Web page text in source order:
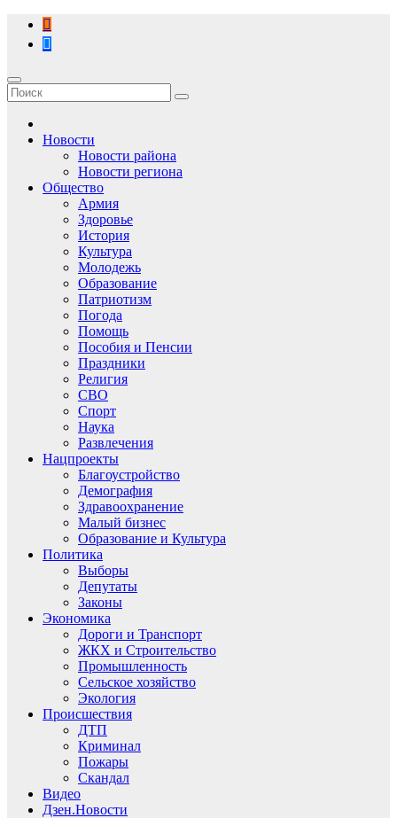
Перейти
содержимому
Новости
Новости района
Новости региона
Общество
Армия
Здоровье
История
Культура
Молодежь
Образование
Патриотизм
Погода
Помощь
Пособия и Пенсии
Праздники
Религия
СВО
Спорт
Наука
Развлечения
Нацпроекты
Благоустройство
Демография
Здравоохранение
Малый бизнес
Образование и Культура
Политика
Выборы
Депутаты
Законы
Экономика
Дороги и Транспорт
ЖКХ и Строительство
Промышленность
Сельское хозяйство
Экология
Происшествия
ДТП
Криминал
Пожары
Скандал
Видео
Дзен.Новости